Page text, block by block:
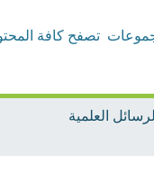
تصفح كافة
العلمية